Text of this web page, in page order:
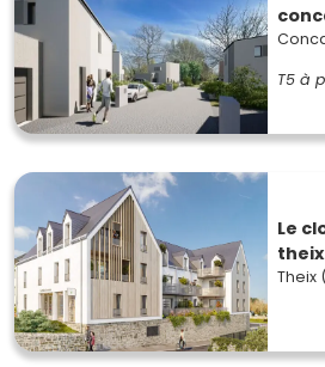
T5 à
Le
Theix